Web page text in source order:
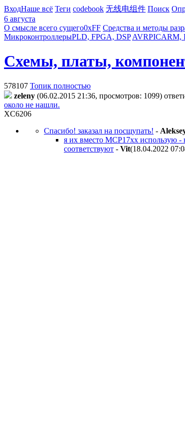
ВходНаше всё Теги codebook 无线电组件 Поиск
6 августа
О смысле всего сущего0xFF Средства и методы
МикроконтроллерыPLD, FPGA, DSP AVRPICARM,
Схемы, платы,
578107 Топик полностью
zeleny (06.02.2015 21:36, просмотров: 1099)
около не нашли.
XC6206
Спасибо! заказал на посщупать! -
я их вместо MCP17xx использую -
соответствуют - Vit(18.04.2022